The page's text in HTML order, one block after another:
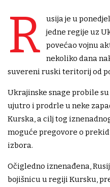
R
usija je u
jedne regije uz
povećao vojnu
nekoliko dana
suvereni ruski teritorij od
Ukrajinske snage probile
ujutro i prodrle u neke
Kurska, a cilj tog
moguće pregovore o
izbora.
Očigledno iznenađena,
bojišnicu u regiji Kursku,